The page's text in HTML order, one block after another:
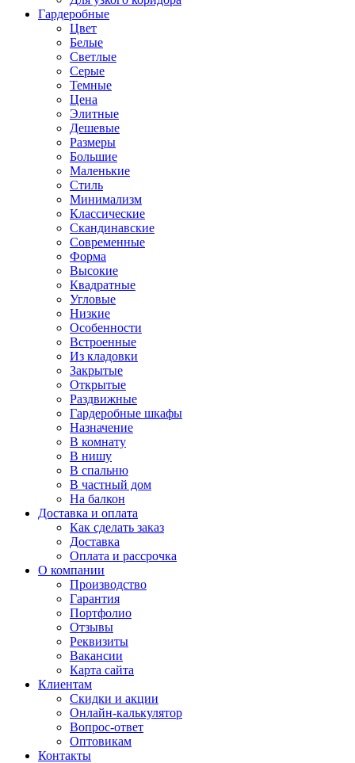
Гардеробные
Цвет
Белые
Светлые
Серые
Темные
Цена
Элитные
Дешевые
Размеры
Большие
Маленькие
Стиль
Минимализм
Классические
Скандинавские
Современные
Форма
Высокие
Квадратные
Угловые
Низкие
Особенности
Встроенные
Из кладовки
Закрытые
Открытые
Раздвижные
Гардеробные шкафы
Назначение
В комнату
В нишу
В спальню
В частный дом
На балкон
Доставка и оплата
Как сделать заказ
Доставка
Оплата и рассрочка
О компании
Производство
Гарантия
Портфолио
Отзывы
Реквизиты
Вакансии
Карта сайта
Клиентам
Скидки и акции
Онлайн-калькулятор
Вопрос-ответ
Оптовикам
Контакты